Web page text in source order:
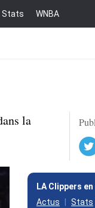
Stats WNBA
la
LA Clippers
Actus
Stats